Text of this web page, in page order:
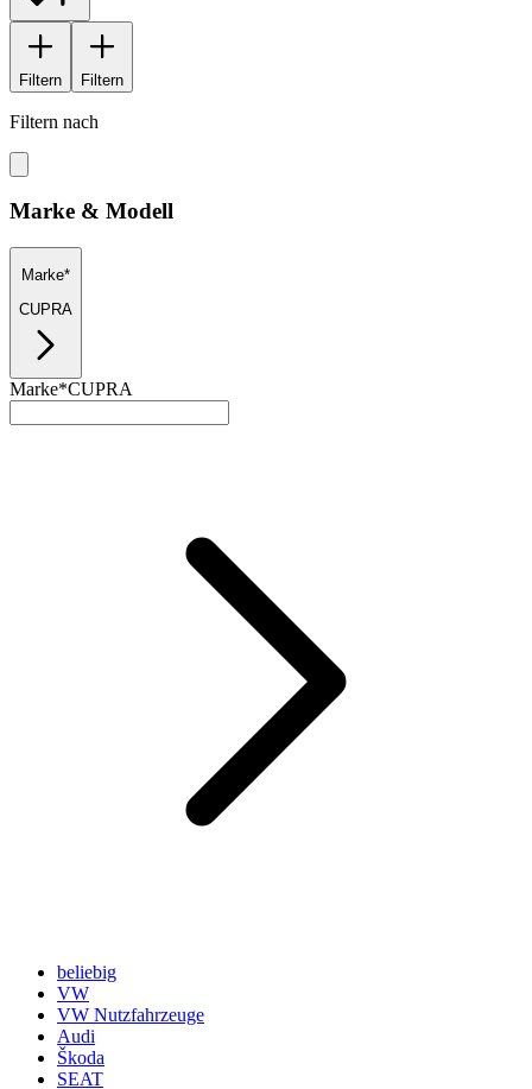
Filtern Filtern
Filtern nach
Marke & Modell
Marke*
CUPRA
Marke*CUPRA
beliebig
VW
VW Nutzfahrzeuge
Audi
Škoda
SEAT